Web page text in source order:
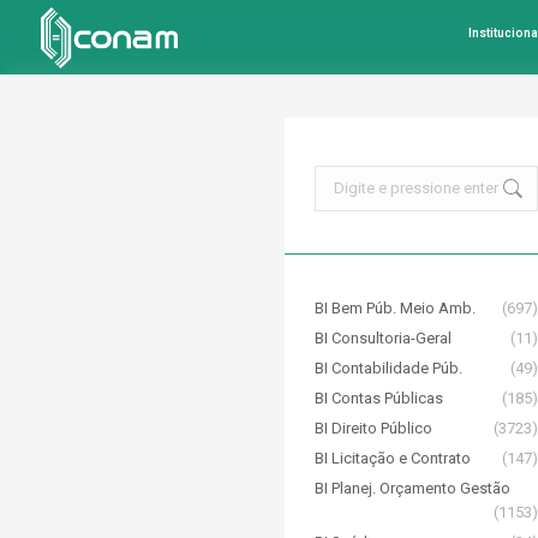
Institucional
BI Bem Púb. Meio Amb.
(697)
BI Consultoria-Geral
(11)
BI Contabilidade Púb.
(49)
BI Contas Públicas
(185)
BI Direito Público
(3723)
BI Licitação e Contrato
(147)
BI Planej. Orçamento Gestão
(1153)